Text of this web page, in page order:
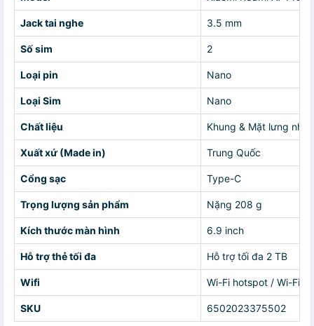
Jack tai nghe 3.5 mm
Số sim 2
Loại pin Nano
Loại Sim Nano
Chất liệu Khung & Mặt lưng nhựa
Xuất xứ (Made in) Trung Quốc
Cổng sạc Type-C
Trọng lượng sản phẩm Nặng 208 g
Kích thước màn hình 6.9 inch
Hỗ trợ thẻ tối đa Hỗ trợ tối đa 2 TB
Wifi Wi-Fi hotspot / Wi-Fi
SKU 6502023375502